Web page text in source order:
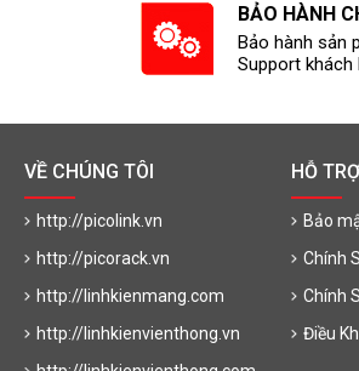
BẢO HÀNH
Bảo hành sản
Support
VỀ CHÚNG TÔI
http://picolink.vn
http://picorack.vn
http://linhkienmang.com
http://linhkienvienthong.vn
HỖ
Bảo
Chính
Chính
Điều